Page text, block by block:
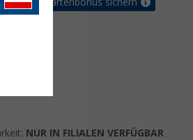
NUR IN FILIALEN VERFÜGBAR